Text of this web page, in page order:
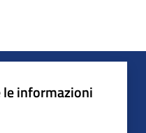
le informazioni